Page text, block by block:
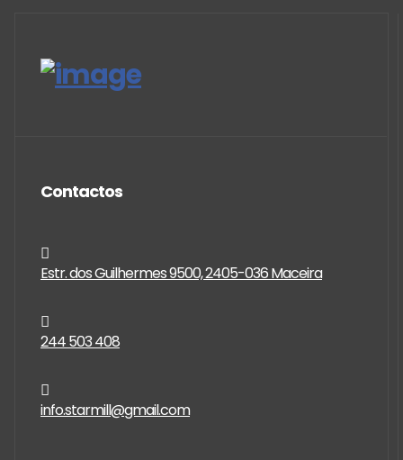
Contactos
Estr. dos Guilhermes 9500, 2405-036 Maceira
244 503 408
info.starmill@gmail.com